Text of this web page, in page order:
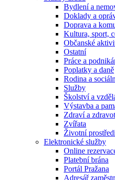
Bydlení a
Doklady a
Doprava a
Kultura, sport,
Občanské
Ostatní
Práce a
Poplatky a daně
Rodina a
Služby
Školství a
Výstavba a
Zdraví a
Zvířata
Životní
Elektronické služby
Online
Platební brána
Portál Pražana
Adresář